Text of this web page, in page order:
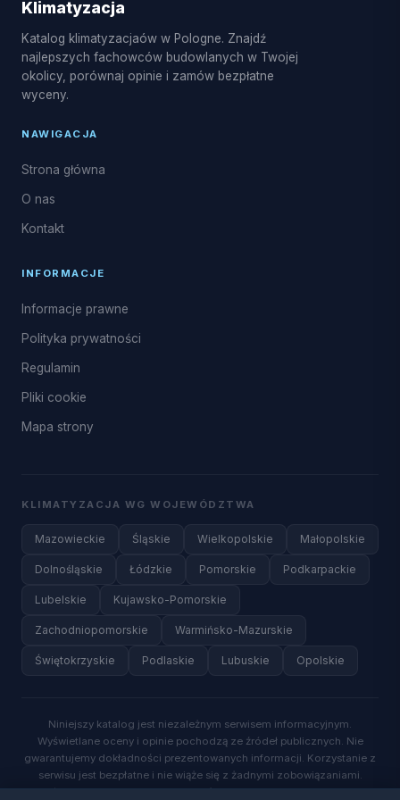
freonowego oraz uzupełnianie czynnika R32.
Klimatyzacja
Katalog klimatyzacjaów w Pologne. Znajdź
najlepszych fachowców budowlanych w Twojej
okolicy, porównaj opinie i zamów bezpłatne
wyceny.
NAWIGACJA
Strona główna
O nas
Kontakt
INFORMACJE
Informacje prawne
Polityka prywatności
Regulamin
Pliki cookie
Mapa strony
KLIMATYZACJA WG WOJEWÓDZTWA
Mazowieckie Śląskie Wielkopolskie Małopolskie
Dolnośląskie Łódzkie Pomorskie Podkarpackie
Lubelskie Kujawsko-Pomorskie
Zachodniopomorskie Warmińsko-Mazurskie
Świętokrzyskie Podlaskie Lubuskie Opolskie
Niniejszy katalog jest niezależnym serwisem informacyjnym.
Wyświetlane oceny i opinie pochodzą ze źródeł publicznych. Nie
gwarantujemy dokładności prezentowanych informacji. Korzystanie z
serwisu jest bezpłatne i nie wiąże się z żadnymi zobowiązaniami.
Wysyłając zapytanie o wycenę, wyrażasz zgodę na kontakt ze strony